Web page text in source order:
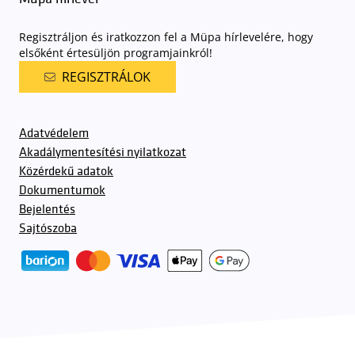
Regisztráljon és iratkozzon fel a Müpa hírlevelére, hogy
elsőként értesüljön programjainkról!
REGISZTRÁLOK
Adatvédelem
Akadálymentesítési nyilatkozat
Közérdekű adatok
Dokumentumok
Bejelentés
Sajtószoba